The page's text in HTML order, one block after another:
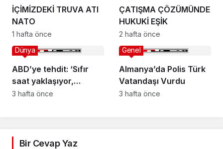
İÇİMİZDEKİ TRUVA ATI
NATO
1 hafta önce
ÇATIŞMA ÇÖZÜMÜNDE
HUKUKİ EŞİK
2 hafta önce
ABD’ye tehdit: ‘Sıfır
saat yaklaşıyor,
bekleyin’
Dünya
3 hafta önce
Almanya’da Polis Türk
Vatandaşı Vurdu
Genel
3 hafta önce
Bir Cevap Yaz